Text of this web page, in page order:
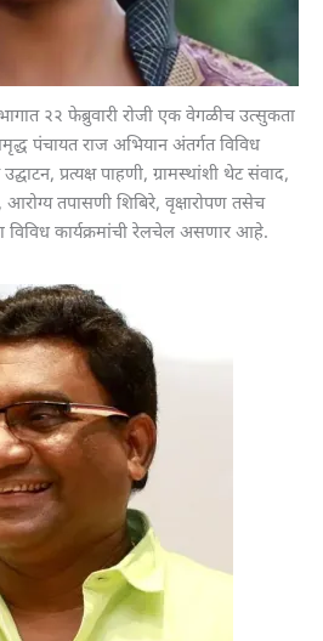
भागात २२ फेब्रुवारी रोजी एक वेगळीच उत्सुकता
पंचायत राज अभियान अंतर्गत विविध
प्रत्यक्ष पाहणी, ग्रामस्थांशी थेट संवाद,
तपासणी शिबिरे, वृक्षारोपण तसेच
विविध कार्यक्रमांची रेलचेल असणार आहे.